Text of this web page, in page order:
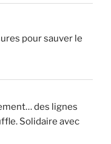
pour sauver le
des lignes
Solidaire avec